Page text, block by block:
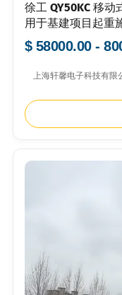
徐工 QY50KC 移
用于基建项目起重
$ 58000.00 -
上海轩馨电子科技有限